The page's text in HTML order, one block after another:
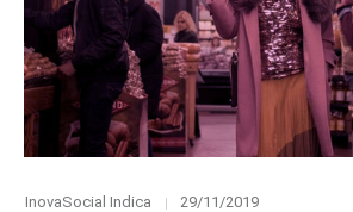
Category
InovaSocial Indica
Posted
29/11/2019